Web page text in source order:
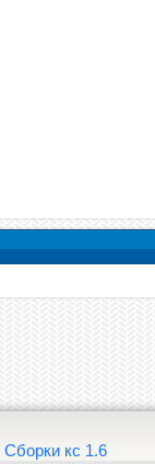
Сборки кс 1.6